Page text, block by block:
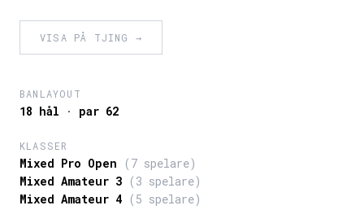
VISA PÅ TJING →
BANLAYOUT
18 hål · par 62
KLASSER
Mixed Pro Open
(7 spelare)
Mixed Amateur 3 (3 spelare)
Mixed Amateur 4 (5 spelare)